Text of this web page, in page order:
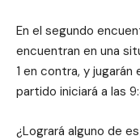
En el segundo
encuentran en una
1 en contra, y
partido iniciará a las
¿Logrará alguno de